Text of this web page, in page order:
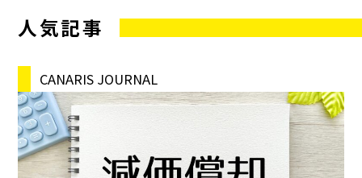
人気記事
CANARIS JOURNAL